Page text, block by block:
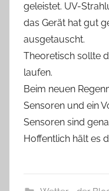
geleistet. UV-
das Gerät hat gut
ausgetauscht.
Theoretisch sollte
laufen.
Beim neuen
Sensoren und ein
Sensoren sind
Hoffentlich hält es